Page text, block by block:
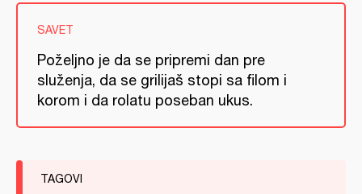
SAVET
Poželjno je da se pripremi dan pre
služenja, da se grilijaš stopi sa filom i
korom i da rolatu poseban ukus.
TAGOVI